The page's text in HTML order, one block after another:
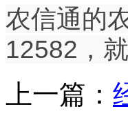
农信通的
12582，
上一篇：